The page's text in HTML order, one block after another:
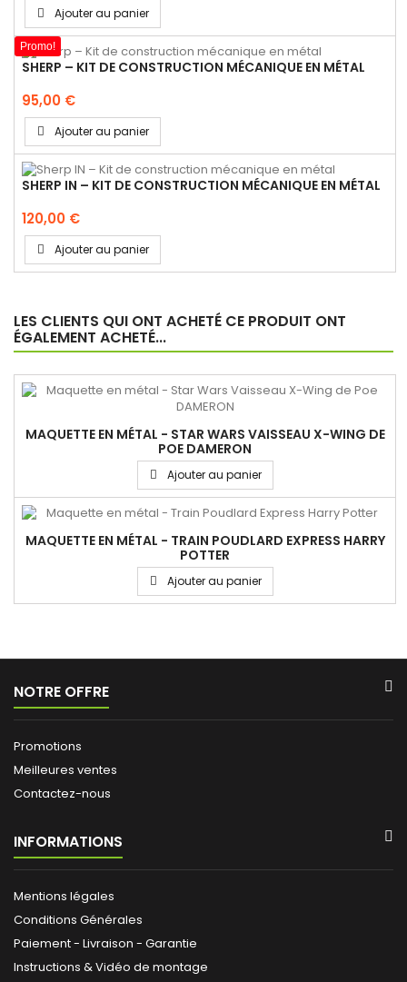
Ajouter au panier
Promo!
SHERP – KIT DE CONSTRUCTION MÉCANIQUE EN MÉTAL
95,00 €
Ajouter au panier
SHERP IN – KIT DE CONSTRUCTION MÉCANIQUE EN MÉTAL
120,00 €
Ajouter au panier
LES CLIENTS QUI ONT ACHETÉ CE PRODUIT ONT
ÉGALEMENT ACHETÉ...
MAQUETTE EN MÉTAL - STAR WARS VAISSEAU X-WING DE
POE DAMERON
Ajouter au panier
MAQUETTE EN MÉTAL - TRAIN POUDLARD EXPRESS HARRY
POTTER
Ajouter au panier
NOTRE OFFRE
Promotions
Meilleures ventes
Contactez-nous
INFORMATIONS
Mentions légales
Conditions Générales
Paiement - Livraison - Garantie
Instructions & Vidéo de montage